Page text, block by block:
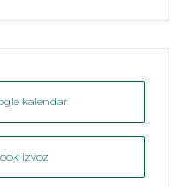
kalendar
izvoz